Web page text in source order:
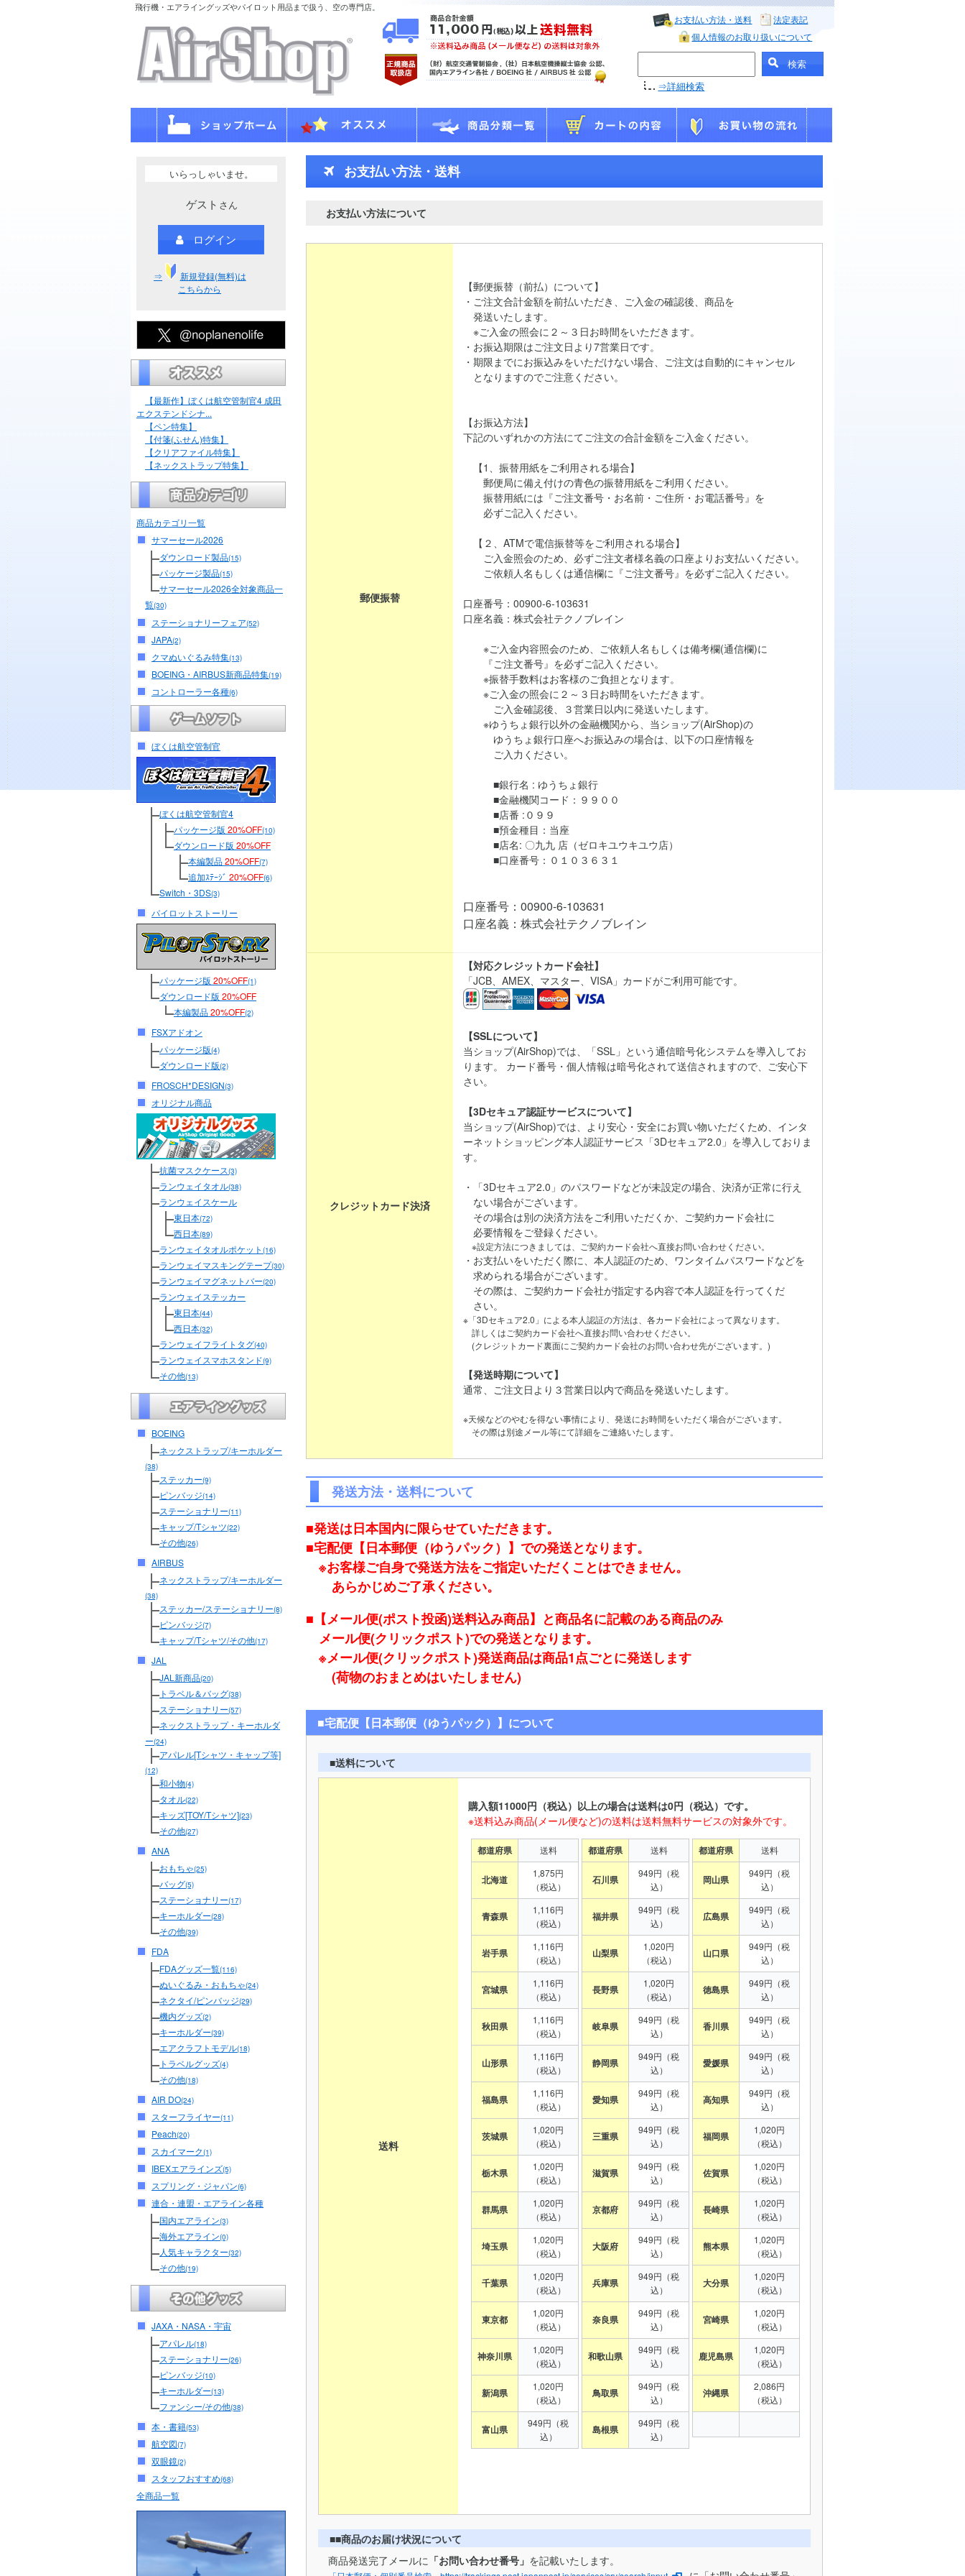
飛行機・エアライングッズやパイロット用品まで扱う、空の専門店。
お支払い方法・送料
法定表記
個人情報のお取り扱いについて
⇒詳細検索
いらっしゃいませ。
ゲスト さん
ログイン
⇒
新規登録(無料)は
こちらから
【最新作】ぼくは航空管制官4 成田
エクステンドシナ...
【ペン特集】
【付箋(ふせん)特集】
【クリアファイル特集】
【ネックストラップ特集】
商品カテゴリ一覧
サマーセール2026
ダウンロード製品(15)
パッケージ製品(15)
サマーセール2026全対象商品一
覧(30)
ステーショナリーフェア(52)
JAPA(2)
クマぬいぐるみ特集(13)
BOEING・AIRBUS新商品特集(19)
コントローラー各種(6)
ぼくは航空管制官
ぼくは航空管制官4
パッケージ版 20%OFF(10)
ダウンロード版 20%OFF
本編製品20%OFF(7)
追加ｽﾃｰｼﾞ 20%OFF(6)
Switch・3DS(3)
パイロットストーリー
パッケージ版 20%OFF(1)
ダウンロード版 20%OFF
本編製品20%OFF(2)
FSXアドオン
パッケージ版(4)
ダウンロード版(2)
FROSCH*DESIGN(3)
オリジナル商品
抗菌マスクケース(3)
ランウェイタオル(38)
ランウェイスケール
東日本(72)
西日本(89)
ランウェイタオルポケット (16)
ランウェイマスキングテープ(30)
ランウェイマグネットバー(20)
ランウェイステッカー
東日本(44)
西日本(32)
ランウェイフライトタグ(40)
ランウェイスマホスタンド(9)
その他(13)
BOEING
ネックストラップ/キーホルダー
(38)
ステッカー(9)
ピンバッジ(14)
ステーショナリー(11)
キャップ/Tシャツ(22)
その他(26)
AIRBUS
ネックストラップ/キーホルダー
(38)
ステッカー/ステーショナリー(8)
ピンバッジ(7)
キャップ/Tシャツ/その他(17)
JAL
JAL新商品(20)
トラベル＆バッグ(38)
ステーショナリー(57)
ネックストラップ・キーホルダ
ー(24)
アパレル[Tシャツ・キャップ等]
(12)
和小物(4)
タオル(22)
キッズ[TOY/Tシャツ](23)
その他(27)
ANA
おもちゃ(25)
バッグ(5)
ステーショナリー(17)
キーホルダー(28)
その他(39)
FDA
FDAグッズ一覧(116)
ぬいぐるみ・おもちゃ(24)
ネクタイ/ピンバッジ(29)
機内グッズ(2)
キーホルダー(39)
エアクラフトモデル(18)
トラベルグッズ(4)
その他(18)
AIR DO(24)
スターフライヤー(11)
Peach(20)
スカイマーク(1)
IBEXエアラインズ(5)
スプリング・ジャパン(6)
連合・連盟・エアライン各種
国内エアライン(3)
海外エアライン(0)
人気キャラクター(32)
その他(19)
JAXA・NASA・宇宙
アパレル(18)
ステーショナリー(26)
ピンバッジ(10)
キーホルダー(13)
ファンシー/その他(38)
本・書籍(53)
航空図(7)
双眼鏡(2)
スタッフおすすめ(68)
全商品一覧
お支払い方法・送料
お支払い方法について
郵便振替
【郵便振替（前払）について】
・ご注文合計金額を前払いただき、ご入金の確認後、商品を
発送いたします。
※ご入金の照会に２～３日お時間をいただきます。
・お振込期限はご注文日より7営業日です。
・期限までにお振込みをいただけない場合、ご注文は自動的にキャンセル
となりますのでご注意ください。
【お振込方法】
下記のいずれかの方法にてご注文の合計金額をご入金ください。
【1、振替用紙をご利用される場合】
郵便局に備え付けの青色の振替用紙をご利用ください。
振替用紙には『ご注文番号・お名前・ご住所・お電話番号』を
必ずご記入ください。
【２、ATMで電信振替等をご利用される場合】
ご入金照会のため、必ずご注文者様名義の口座よりお支払いください。
ご依頼人名もしくは通信欄に『ご注文番号』を必ずご記入ください。
口座番号：00900-6-103631
口座名義：株式会社テクノブレイン
※ご入金内容照会のため、ご依頼人名もしくは備考欄(通信欄)に
『ご注文番号』を必ずご記入ください。
※振替手数料はお客様のご負担となります。
※ご入金の照会に２～３日お時間をいただきます。
ご入金確認後、３営業日以内に発送いたします。
※ゆうちょ銀行以外の金融機関から、当ショップ(AirShop)の
ゆうちょ銀行口座へお振込みの場合は、以下の口座情報を
ご入力ください。
■銀行名 : ゆうちょ銀行
■金融機関コード：９９００
■店番 :０９９
■預金種目：当座
■店名: 〇九九 店（ゼロキユウキユウ店）
■口座番号：０１０３６３１
口座番号：00900-6-103631
口座名義：株式会社テクノブレイン
クレジットカード決済
【対応クレジットカード会社】
「JCB、AMEX、マスター、VISA」カードがご利用可能です。
【SSLについて】
当ショップ(AirShop)では、「SSL」という通信暗号化システムを導入してお
ります。 カード番号・個人情報は暗号化されて送信されますので、ご安心下
さい。
【3Dセキュア認証サービスについて】
当ショップ(AirShop)では、より安心・安全にお買い物いただくため、インタ
ーネットショッピング本人認証サービス「3Dセキュア2.0」を導入しておりま
す。
・「3Dセキュア2.0」のパスワードなどが未設定の場合、決済が正常に行え
ない場合がございます。
その場合は別の決済方法をご利用いただくか、ご契約カード会社に
必要情報をご登録ください。
※設定方法につきましては、ご契約カード会社へ直接お問い合わせください。
・お支払いをいただく際に、本人認証のため、ワンタイムパスワードなどを
求められる場合がございます。
その際は、ご契約カード会社が指定する内容で本人認証を行ってくだ
さい。
※「3Dセキュア2.0」による本人認証の方法は、各カード会社によって異なります。
詳しくはご契約カード会社へ直接お問い合わせください。
(クレジットカード裏面にご契約カード会社のお問い合わせ先がございます。)
【発送時期について】
通常、ご注文日より３営業日以内で商品を発送いたします。
※天候などのやむを得ない事情により、発送にお時間をいただく場合がございます。
その際は別途メール等にて詳細をご連絡いたします。
発送方法・送料について
■発送は日本国内に限らせていただきます。
■宅配便【日本郵便（ゆうパック）】での発送となります。
※お客様ご自身で発送方法をご指定いただくことはできません。
あらかじめご了承ください。
■【メール便(ポスト投函)送料込み商品】と商品名に記載のある商品のみ
メール便(クリックポスト)での発送となります。
※メール便(クリックポスト)発送商品は商品1点ごとに発送します
(荷物のおまとめはいたしません)
■宅配便【日本郵便（ゆうパック）】について
■送料について
送料
購入額11000円（税込）以上の場合は送料は0円（税込）です。
※送料込み商品(メール便など)の送料は送料無料サービスの対象外です。
都道府県 送料
北海道
1,875円
（税込）
青森県
1,116円
（税込）
岩手県
1,116円
（税込）
宮城県
1,116円
（税込）
秋田県
1,116円
（税込）
山形県
1,116円
（税込）
福島県
1,116円
（税込）
茨城県
1,020円
（税込）
栃木県
1,020円
（税込）
群馬県
1,020円
（税込）
埼玉県
1,020円
（税込）
千葉県
1,020円
（税込）
東京都
1,020円
（税込）
神奈川県
1,020円
（税込）
新潟県
1,020円
（税込）
富山県
949円（税
込）
都道府県 送料
石川県
949円（税
込）
福井県
949円（税
込）
山梨県
1,020円
（税込）
長野県
1,020円
（税込）
岐阜県
949円（税
込）
静岡県
949円（税
込）
愛知県
949円（税
込）
三重県
949円（税
込）
滋賀県
949円（税
込）
京都府
949円（税
込）
大阪府
949円（税
込）
兵庫県
949円（税
込）
奈良県
949円（税
込）
和歌山県
949円（税
込）
鳥取県
949円（税
込）
島根県
949円（税
込）
都道府県 送料
岡山県
949円（税
込）
広島県
949円（税
込）
山口県
949円（税
込）
徳島県
949円（税
込）
香川県
949円（税
込）
愛媛県
949円（税
込）
高知県
949円（税
込）
福岡県
1,020円
（税込）
佐賀県
1,020円
（税込）
長崎県
1,020円
（税込）
熊本県
1,020円
（税込）
大分県
1,020円
（税込）
宮崎県
1,020円
（税込）
鹿児島県
1,020円
（税込）
沖縄県
2,086円
（税込）
■■商品のお届け状況について
商品発送完了メールに 「お問い合わせ番号」 を記載いたします。